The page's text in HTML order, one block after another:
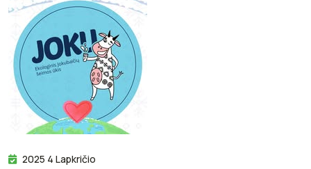
2025 4 Lapkričio